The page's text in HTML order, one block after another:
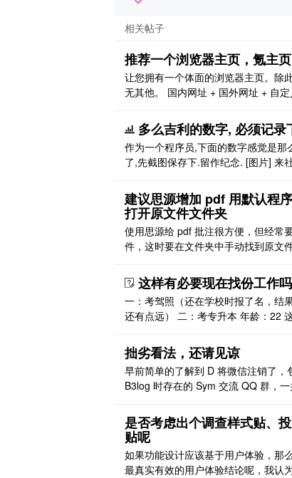
相关帖子
推荐一个浏览器主页，氪主页
让您拥有一个体面的浏览器主页。除
无其他。 国内网址 + 国外网址 + 自
高清壁纸 多引擎搜索（输入一个关键
索百度，必应，搜狗，360，微信，知
么比视频更能说明事情的？
多么吉利的数字, 必须记录
作为一个程序员,下面的数字感觉是那
了,先截图保存下.留作纪念. [图片] 来
好. [poll1584191402875]
建议思源增加 pdf 用默认程
打开原文件文件夹
使用思源给 pdf 批注很方便，但经常
件，这时要在文件夹中手动找到原文
加两项：用默认程序打开、打开原文件
例如福昕阅读器可以打开原文件夹： [
pdf 标签页的选项 [图片]
这样有必要现在找份工作
一：考驾照（还在学校时报了名，结
还有点远） 二：考专升本 年龄：22
吗？ 我如果找到工作了，因为这些事
（还是在一个月内）~~ 给个建议我吧！
拙劣看法，还请见谅
早前简单的了解到 D 将微信注销了，
B3log 时存在的 Sym 交流 QQ 群，
发社区的大部分帖子，就 D 和 V 的个
我就觉得很有观看价值啊，你们的想
年的经验之谈、对于新手来说也是比较
法，甚至我觉得比好多收费的知识星
是否考虑出个调查样式贴、
贴呢
如果功能设计应该基于用户体验，那
最真实有效的用户体验结论呢，我认